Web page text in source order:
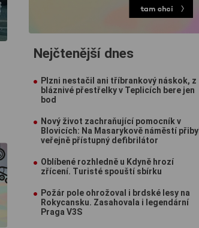
Nejčtenější dnes
Plzni nestačil ani tříbrankový náskok, z
bláznivé přestřelky v Teplicích bere jen
bod
Nový život zachraňující pomocník v
Blovicích: Na Masarykově náměstí přibyl
veřejně přístupný defibrilátor
Oblíbené rozhledně u Kdyně hrozí
zřícení. Turisté spouští sbírku
Požár pole ohrožoval i brdské lesy na
Rokycansku. Zasahovala i legendární
Praga V3S